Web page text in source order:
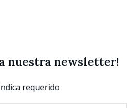
nuestra newsletter!
requerido